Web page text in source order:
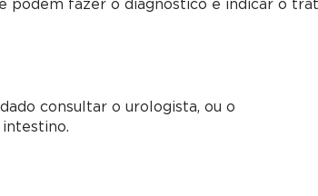
podem fazer o diagnóstico e indicar o
consultar o urologista, ou o